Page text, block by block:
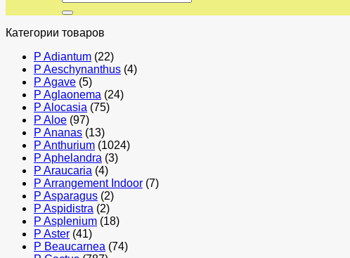
Категории товаров
P Adiantum (22)
P Aeschynanthus (4)
P Agave (5)
P Aglaonema (24)
P Alocasia (75)
P Aloe (97)
P Ananas (13)
P Anthurium (1024)
P Aphelandra (3)
P Araucaria (4)
P Arrangement Indoor (7)
P Asparagus (2)
P Aspidistra (2)
P Asplenium (18)
P Aster (41)
P Beaucarnea (74)